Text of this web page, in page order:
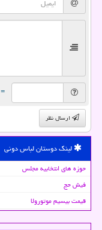
= ۶ بعلاوه ۴
ارسال نظر
لینک دوستان لباس دونی
حوزه های انتخابیه مجلس
فیش حج
قیمت بیسیم موتورولا